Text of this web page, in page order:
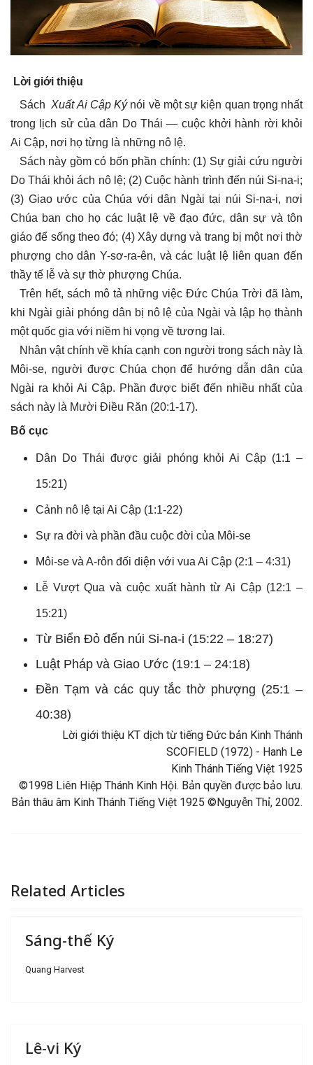
Lời giới thiệu
Sách Xuất Ai Cập Ký nói về một sự kiện quan trọng nhất
trong lịch sử của dân Do Thái — cuộc khởi hành rời khỏi
Ai Cập, nơi họ từng là những nô lệ.
Sách này gồm có bốn phần chính: (1) Sự giải cứu người
Do Thái khỏi ách nô lệ; (2) Cuộc hành trình đến núi Si-na-i;
(3) Giao ước của Chúa với dân Ngài tại núi Si-na-i, nơi
Chúa ban cho họ các luật lệ về đạo đức, dân sự và tôn
giáo để sống theo đó; (4) Xây dựng và trang bị một nơi thờ
phượng cho dân Y-sơ-ra-ên, và các luật lệ liên quan đến
thầy tế lễ và sự thờ phượng Chúa.
Trên hết, sách mô tả những việc Đức Chúa Trời đã làm,
khi Ngài giải phóng dân bị nô lệ của Ngài và lập họ thành
một quốc gia với niềm hi vọng về tương lai.
Nhân vật chính về khía cạnh con người trong sách này là
Môi-se, người được Chúa chọn để hướng dẫn dân của
Ngài ra khỏi Ai Cập. Phần được biết đến nhiều nhất của
sách này là Mười Điều Răn (20:1-17).
Bố cục
Dân Do Thái được giải phóng khỏi Ai Cập (1:1 –
15:21)
Cảnh nô lệ tại Ai Cập (1:1-22)
Sự ra đời và phần đầu cuộc đời của Môi-se
Môi-se và A-rôn đối diện với vua Ai Cập (2:1 – 4:31)
Lễ Vượt Qua và cuộc xuất hành từ Ai Cập (12:1 –
15:21)
Từ Biển Đỏ đến núi Si-na-i (15:22 – 18:27)
Luật Pháp và Giao Ước (19:1 – 24:18)
Đền Tạm và các quy tắc thờ phượng (25:1 –
40:38)
Lời giới thiệu KT dịch từ tiếng Đức bản Kinh Thánh
SCOFIELD (1972) - Hanh Le
Kinh Thánh Tiếng Việt 1925
©1998 Liên Hiệp Thánh Kinh Hội. Bản quyền được bảo lưu.
Bản thâu âm Kinh Thánh Tiếng Việt 1925 ©Nguyễn Thỉ, 2002.
Related Articles
Sáng-thế Ký
Quang Harvest
Lê-vi Ký